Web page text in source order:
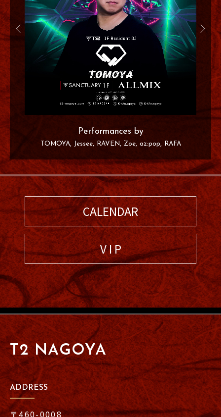
Performances by
TOMOYA Jessee RAVEN Zoe az:pop RAFA
CALENDAR
V I P
T2 NAGOYA
ADDRESS
〒460-0008